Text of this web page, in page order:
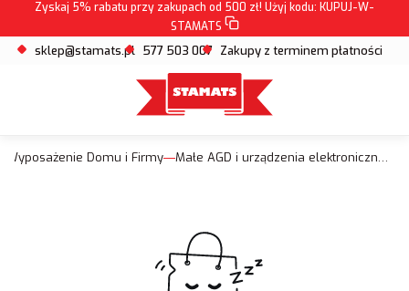
Zyskaj 5% rabatu przy zakupach od 500 zł! Użyj kodu: KUPUJ-W-
STAMATS
sklep@stamats.pl 577 503 007 Zakupy z terminem płatności
Wyposażenie Domu i Firmy Małe AGD i urządzenia elektroniczne do domu i biura